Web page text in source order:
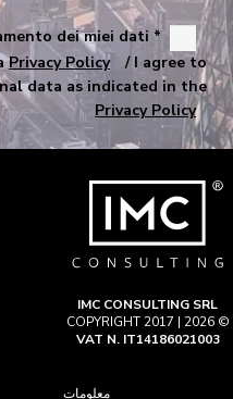
dei miei dati
Privacy Policy
/ I agree to
data as indicated in the
Privacy Policy
IMC CONSULTING SRL
© COPYRIGHT 2017 | 2026
VAT N. IT14186021003
معلومات